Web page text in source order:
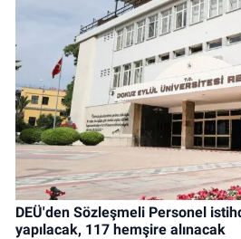
DEÜ'den Sözleşmeli Personel
yapılacak, 117 hemşire alınacak